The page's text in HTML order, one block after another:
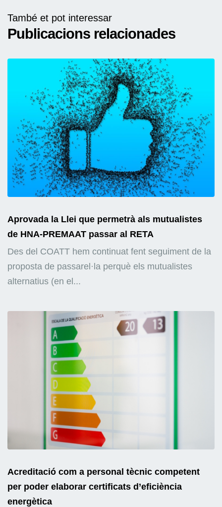
També et pot interessar
Publicacions relacionades
Aprovada la Llei que permetrà als mutualistes
de HNA-PREMAAT passar al RETA
Des del COATT hem continuat fent seguiment de la
proposta de passarel·la perquè els mutualistes
alternatius (en el...
Acreditació com a personal tècnic competent
per poder elaborar certificats d’eficiència
energètica